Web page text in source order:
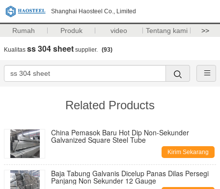
Shanghai Haosteel Co., Limited
Rumah Produk video Tentang kami >>
Kualitas ss 304 sheet supplier. (93)
Related Products
China Pemasok Baru Hot Dip Non-Sekunder
Galvanized Square Steel Tube
Kirim Sekarang
Baja Tabung Galvanis Dicelup Panas Dilas Persegi
Panjang Non Sekunder 12 Gauge